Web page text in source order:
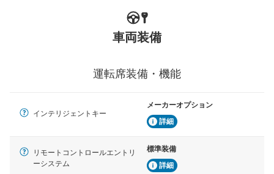
車両装備
運転席装備・機能
インテリジェントキー
メーカーオプション
詳細
リモートコントロールエントリ
ーシステム
標準装備
詳細